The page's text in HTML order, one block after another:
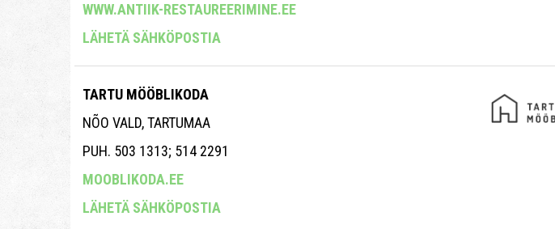
WWW.ANTIIK-RESTAUREERIMINE.EE
LÄHETÄ SÄHKÖPOSTIA
TARTU MÖÖBLIKODA
NÕO VALD, TARTUMAA
PUH. 503 1313; 514 2291
MOOBLIKODA.EE
LÄHETÄ SÄHKÖPOSTIA